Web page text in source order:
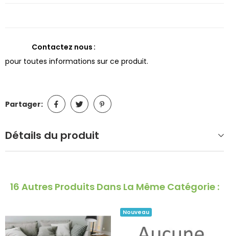
Contactez nous
pour toutes informations sur ce produit.
Partager:
Détails du produit
16 Autres Produits Dans La Même Catégorie :
Nouveau